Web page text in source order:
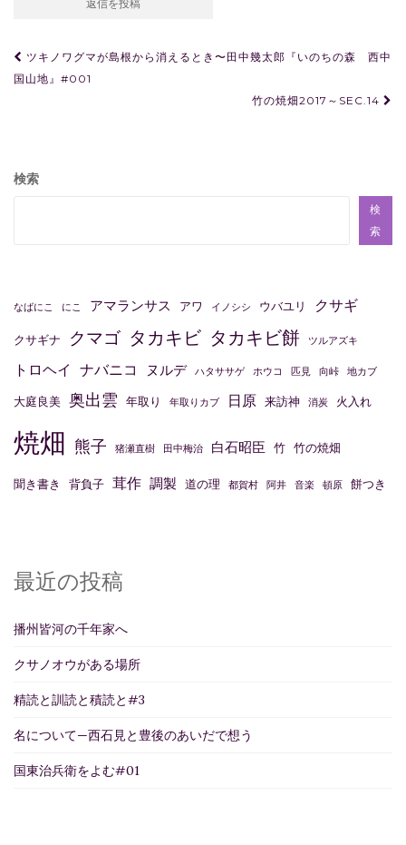
投
稿
ゲ
ー
ツキノワグマが島根から消えるとき〜田中幾太郎『いのちの森 西中
国山地』#001
竹の焼畑2017～SEC.14
検索
検
索
なばにこ にこ アマランサス アワ イノシシ ウバユリ クサギ
クサギナ クマゴ タカキビ タカキビ餅 ツルアズキ
トロヘイ ナバニコ ヌルデ ハタササゲ ホウコ 匹見 向峠 地カブ
大庭良美 奥出雲 年取り 年取りカブ 日原 来訪神 消炭 火入れ
焼畑 熊子 猪瀬直樹 田中梅治 白石昭臣 竹 竹の焼畑
聞き書き 背負子 茸作 調製 道の理 都賀村 阿井 音楽 頓原 餅つき
最近の投稿
播州皆河の千年家へ
クサノオウがある場所
精読と訓読と積読と#3
名について—西石見と豊後のあいだで想う
国東治兵衛をよむ#01